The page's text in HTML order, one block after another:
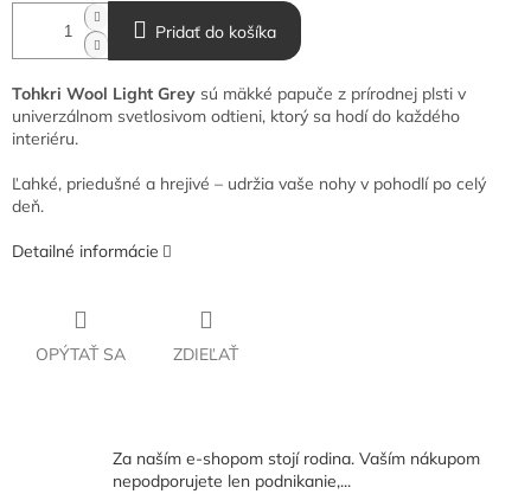
Pridať do košíka
Tohkri Wool Light Grey sú mäkké papuče z prírodnej plsti v
univerzálnom svetlosivom odtieni, ktorý sa hodí do každého
interiéru.
Ľahké, priedušné a hrejivé – udržia vaše nohy v pohodlí po celý
deň.
Detailné informácie
OPÝTAŤ SA ZDIEĽAŤ
Za naším e-shopom stojí rodina. Vaším nákupom
nepodporujete len podnikanie,...